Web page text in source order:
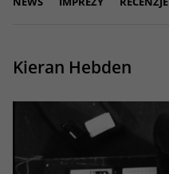
Kieran Hebden